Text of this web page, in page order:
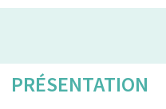
PRÉSENTATION